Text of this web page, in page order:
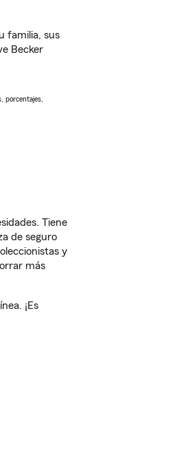
familia, sus
Becker
porcentajes,
Tiene
de seguro
y
más
¡Es